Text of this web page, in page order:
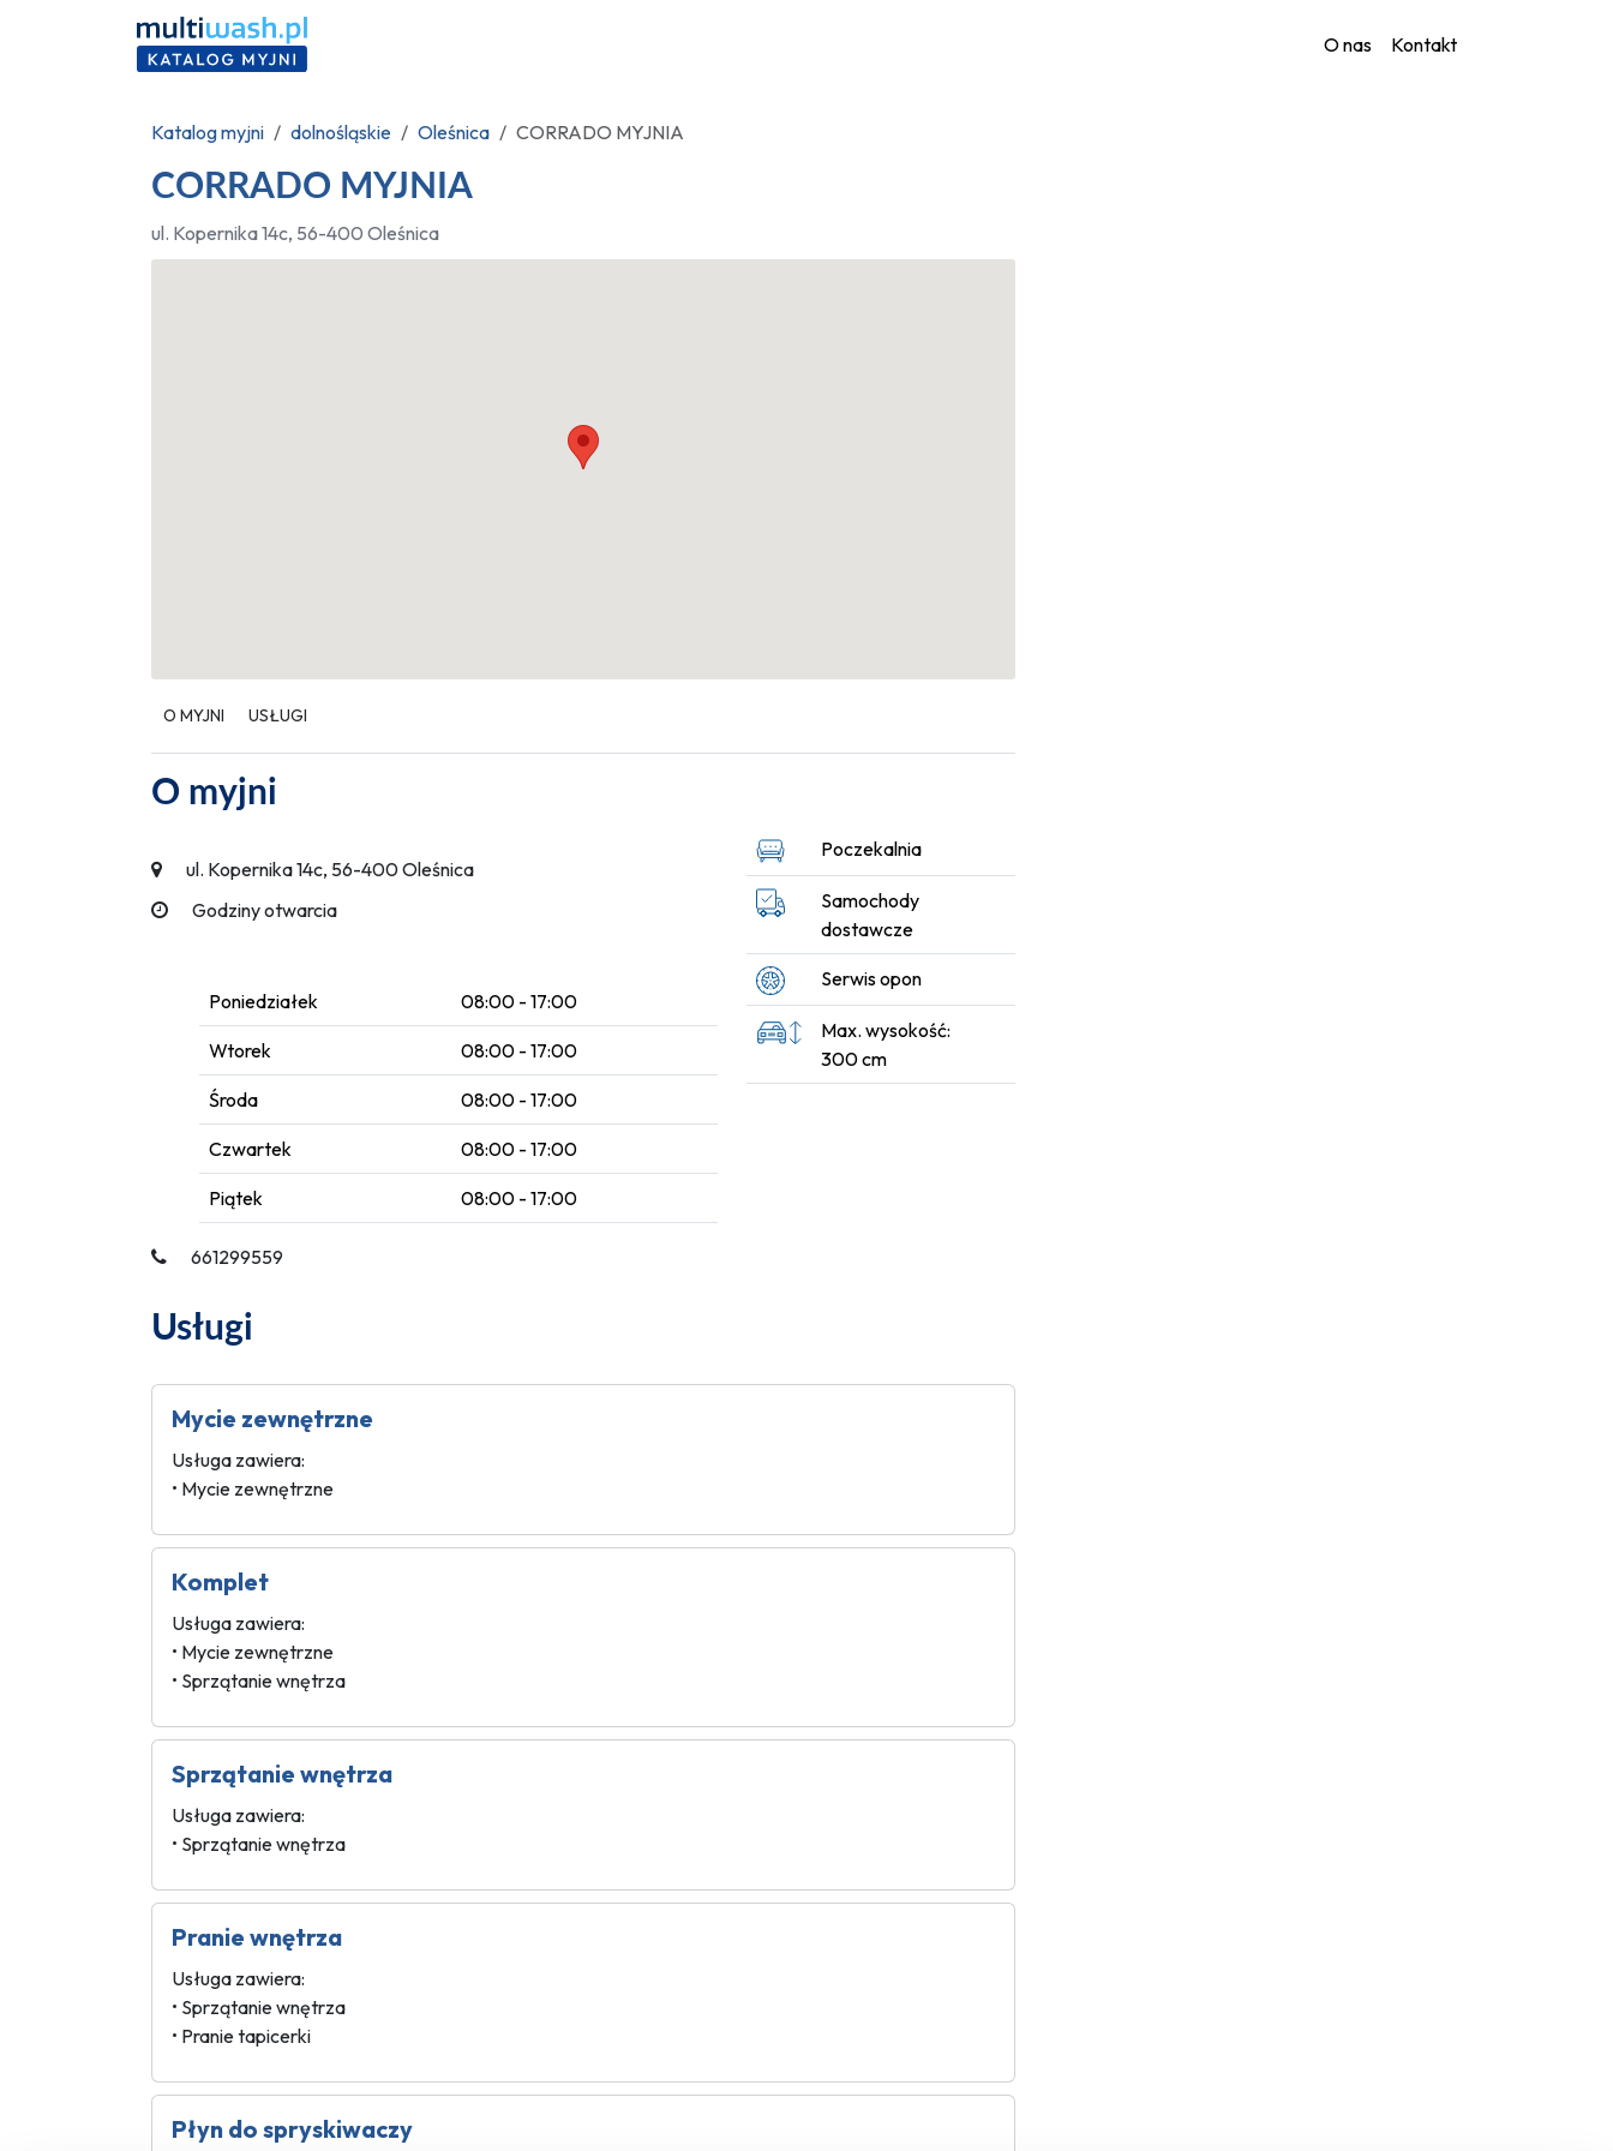
O nas Kontakt
Katalog myjni dolnośląskie Oleśnica CORRADO MYJNIA
CORRADO MYJNIA
ul. Kopernika 14c, 56-400 Oleśnica
O MYJNI USŁUGI
O myjni
ul. Kopernika 14c, 56-400 Oleśnica
Godziny otwarcia
Poniedziałek 08:00 - 17:00
Wtorek 08:00 - 17:00
Środa 08:00 - 17:00
Czwartek 08:00 - 17:00
Piątek 08:00 - 17:00
661299559
Poczekalnia
Samochody
dostawcze
Serwis opon
Max. wysokość:
300 cm
Usługi
Mycie zewnętrzne
Usługa zawiera:
• Mycie zewnętrzne
Komplet
Usługa zawiera:
• Mycie zewnętrzne
• Sprzątanie wnętrza
Sprzątanie wnętrza
Usługa zawiera:
• Sprzątanie wnętrza
Pranie wnętrza
Usługa zawiera:
• Sprzątanie wnętrza
• Pranie tapicerki
Płyn do spryskiwaczy